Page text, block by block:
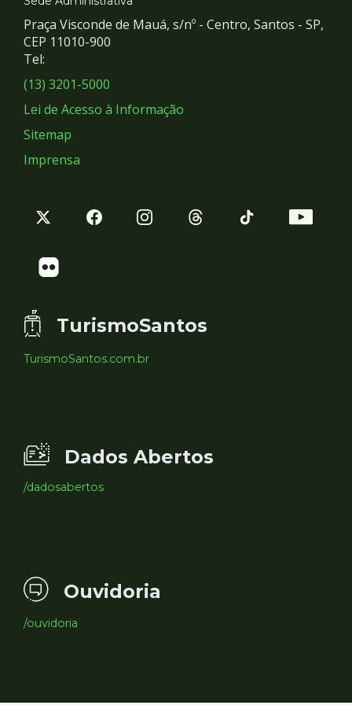
e
Redes
Sociais
Praça Visconde de Mauá, s/nº - Centro, Santos - SP,
CEP 11010-900
Tel:
(13) 3201-5000
Lei de Acesso à Informação
Sitemap
Imprensa
TurismoSantos
TurismoSantos.com.br
Dados Abertos
/dadosabertos
Ouvidoria
/ouvidoria